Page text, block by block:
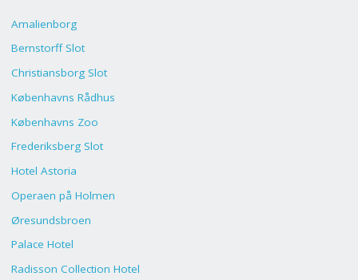
Amalienborg
Bernstorff Slot
Christiansborg Slot
Københavns Rådhus
Københavns Zoo
Frederiksberg Slot
Hotel Astoria
Operaen på Holmen
Øresundsbroen
Palace Hotel
Radisson Collection Hotel